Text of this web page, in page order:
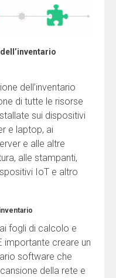
dell’inventario
di tutte le risorse
sui dispositivi
e laptop, ai
e alle altre
alle stampanti,
IoT e altro
fogli di calcolo e
importante creare un
software che
della rete e